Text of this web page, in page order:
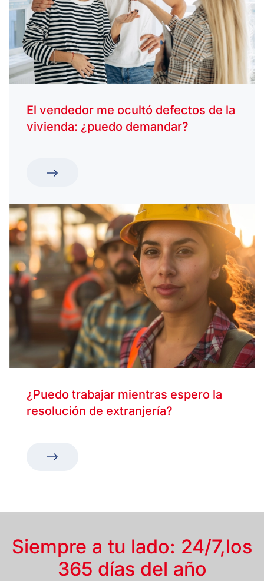
El vendedor me ocultó defectos de la
vivienda: ¿puedo demandar?
¿Puedo trabajar mientras espero la
resolución de extranjería?
Siempre a tu lado: 24/7,los
365 días del año